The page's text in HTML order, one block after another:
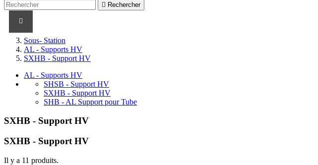
 Rechercher
Sous- Station
AL - Supports HV
SXHB - Support HV
AL - Supports HV
SHSB - Support HV
SXHB - Support HV
SHB - AL Support pour Tube
SXHB - Support HV
SXHB - Support HV
Il y a 11 produits.